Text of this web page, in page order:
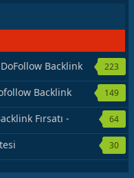
Backlink
223
Backlink
149
Fırsatı -
64
30